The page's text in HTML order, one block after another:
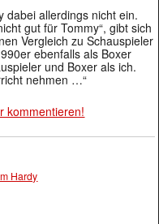
dabei allerdings nicht ein.
gut für Tommy“, gibt sich
Vergleich zu Schauspieler
ebenfalls als Boxer
und Boxer als ich.
nehmen …“
kommentieren!
Hardy